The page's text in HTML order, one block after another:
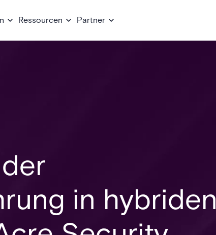
Ressourcen Partner
in hybriden